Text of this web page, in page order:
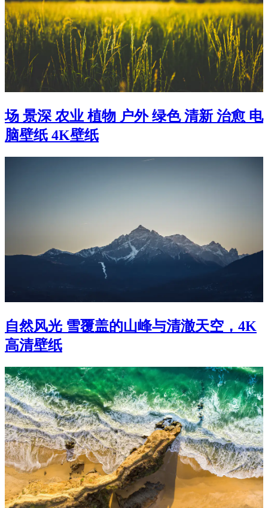
场 景深 农业 植物 户外 绿色 清新 治愈 电
脑壁纸 4K壁纸
自然风光 雪覆盖的山峰与清澈天空，4K
高清壁纸